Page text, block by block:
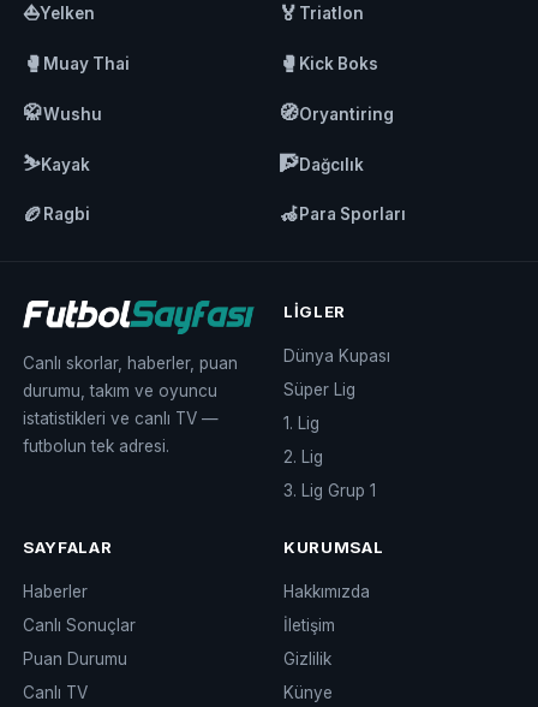
⛵Yelken 🏅 Triatlon
🥊 Muay Thai 🥊 Kick Boks
🥋Wushu 🧭Oryantiring
⛷️Kayak 🧗Dağcılık
🏉 Ragbi 🦽Para Sporları
Canlı skorlar, haberler, puan
durumu, takım ve oyuncu
istatistikleri ve canlı TV —
futbolun tek adresi.
LIGLER
Dünya Kupası
Süper Lig
1. Lig
2. Lig
3. Lig Grup 1
SAYFALAR
Haberler
Canlı Sonuçlar
Puan Durumu
Canlı TV
KURUMSAL
Hakkımızda
İletişim
Gizlilik
Künye